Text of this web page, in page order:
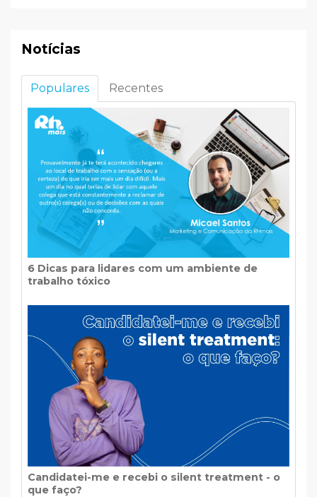
Notícias
Populares Recentes
6 Dicas para lidares com um ambiente de
trabalho tóxico
Candidatei-me e recebi o silent treatment - o
que faço?